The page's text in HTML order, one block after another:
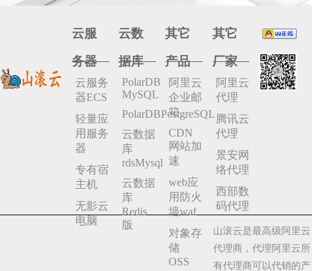
云服
务器
云服务
器ECS
轻量应
用服务
器
专有宿
主机
无影云
电脑
云数
据库
PolarDB
MySQL
PolarDBPostgreSQL
云数据
库
rdsMysql
云数据
库
Redis
版
其它
产品
阿里云
企业邮
箱
CDN
网站加
速
web应
用防火
墙waf
对象存
储
OSS
其它
厂家
阿里云
代理
腾讯云
代理
景安网
络代理
西部数
码代理
山滚云是最高级阿里云
代理商，代理阿里云所
有代理商可以代销的产